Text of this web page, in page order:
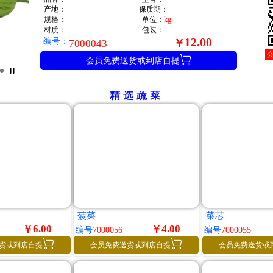
产地：
保质期：
规格：
单位：kg
材质：
包装：
编号： 7000043 ￥ 12.00
会员免费送货或到店自提
精选蔬菜
￥6.00
或到店自提 
菠菜
编号7000056 ￥4.00
会员免费送货或到店自提 
菜芯
编号7000055
会员免费送货或